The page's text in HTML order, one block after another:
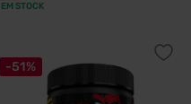
EM STOCK
-51%